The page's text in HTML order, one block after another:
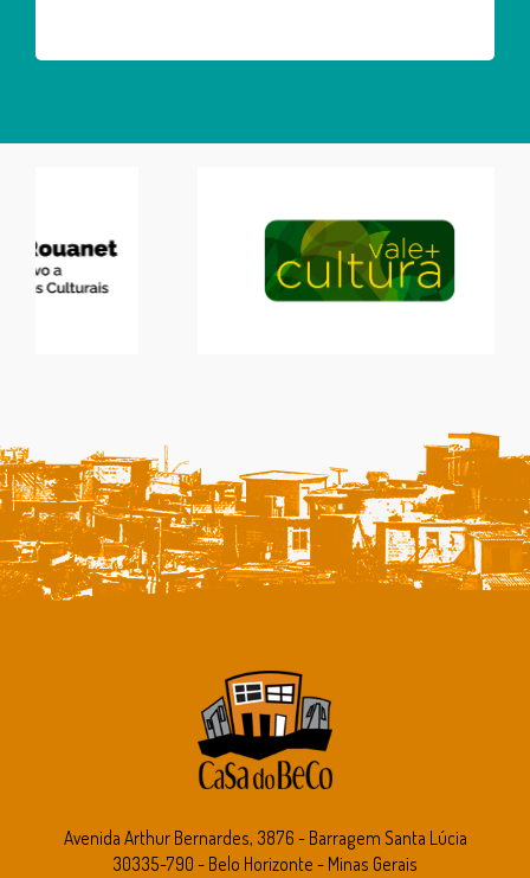
Avenida Arthur Bernardes, 3876 - Barragem Santa Lúcia
30335-790 - Belo Horizonte - Minas Gerais